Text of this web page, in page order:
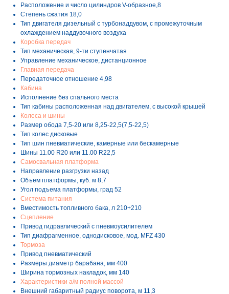
Расположение и число цилиндров V-образное,8
Степень сжатия 18,0
Тип двигателя дизельный с турбонаддувом, с промежуточным
охлаждением наддувочного воздуха
Коробка передач
Тип механическая, 9-ти ступенчатая
Управление механическое, дистанционное
Главная передача
Передаточное отношение 4,98
Кабина
Исполнение без спального места
Тип кабины расположенная над двигателем, с высокой крышей
Колеса и шины
Размер обода 7,5-20 или 8,25-22,5(7,5-22,5)
Тип колес дисковые
Тип шин пневматические, камерные или бескамерные
Шины 11.00 R20 или 11.00 R22,5
Самосвальная платформа
Направление разгрузки назад
Объем платформы, куб. м 8,7
Угол подъема платформы, град 52
Система питания
Вместимость топливного бака, л 210+210
Сцепление
Привод гидравлический с пневмоусилителем
Тип диафрагменное, однодисковое, мод. MFZ 430
Тормоза
Привод пневматический
Размеры диаметр барабана, мм 400
Ширина тормозных накладок, мм 140
Характеристики а/м полной массой
Внешний габаритный радиус поворота, м 11,3